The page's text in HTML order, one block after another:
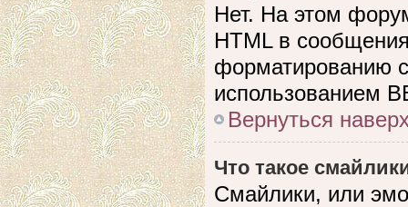
Нет. На этом
HTML в
форматированию
использованием
Вернуться
Что такое
Смайлики, или